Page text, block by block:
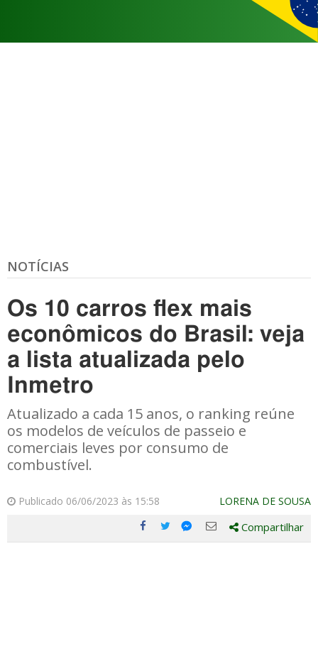
NOTÍCIAS
Os 10 carros flex mais
econômicos do Brasil: veja
a lista atualizada pelo
Inmetro
Atualizado a cada 15 anos, o ranking reúne
os modelos de veículos de passeio e
comerciais leves por consumo de
combustível.
Publicado 06/06/2023 às 15:58 LORENA DE SOUSA
Compartilhe
Compartilhe
Compartilhe
Compartilhe
Compartilhar